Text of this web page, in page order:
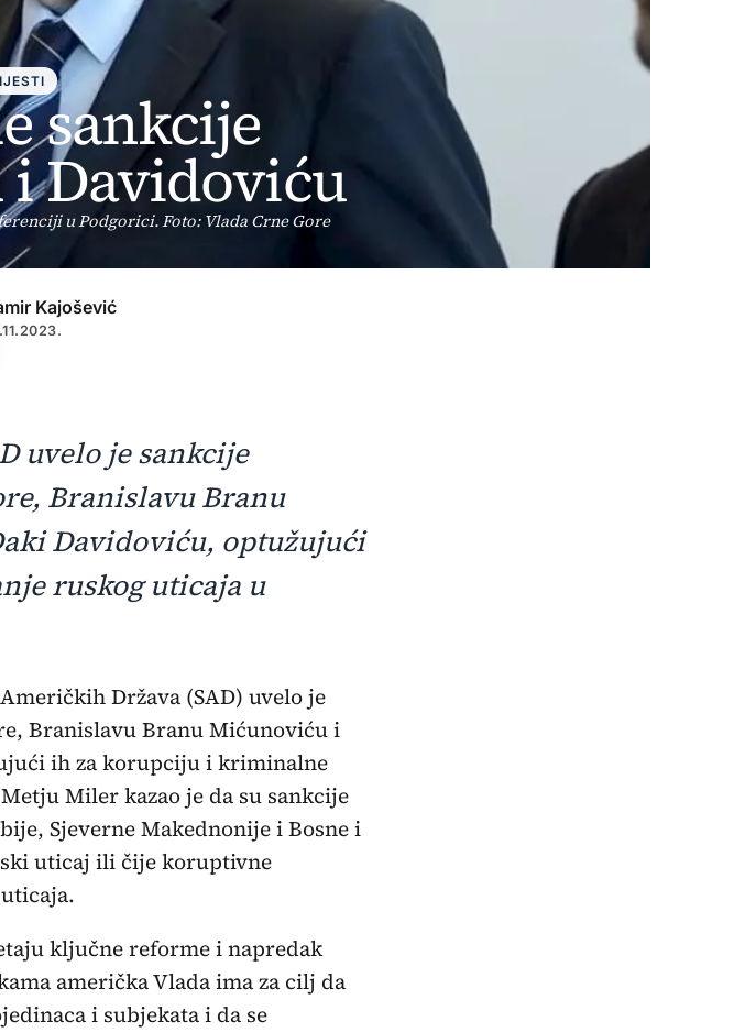
sankcije
Davidoviću
u Podgorici. Foto: Vlada Crne Gore
Kajošević
uvelo je sankcije
Branislavu Branu
Davidoviću, optužujući
ruskog uticaja u
Branislavu Branu Mićunoviću i
ih za korupciju i kriminalne
Miler kazao je da su sankcije
Sjeverne Makednonije i Bosne i
uticaj ili čije koruptivne
ključne reforme i napredak
američka Vlada ima za cilj da
i subjekata i da se